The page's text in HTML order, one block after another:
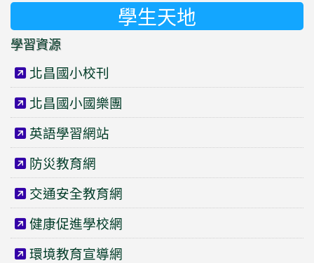
學生天地
學習資源
北昌國小校刊
北昌國小國樂團
英語學習網站
防災教育網
交通安全教育網
健康促進學校網
環境教育宣導網